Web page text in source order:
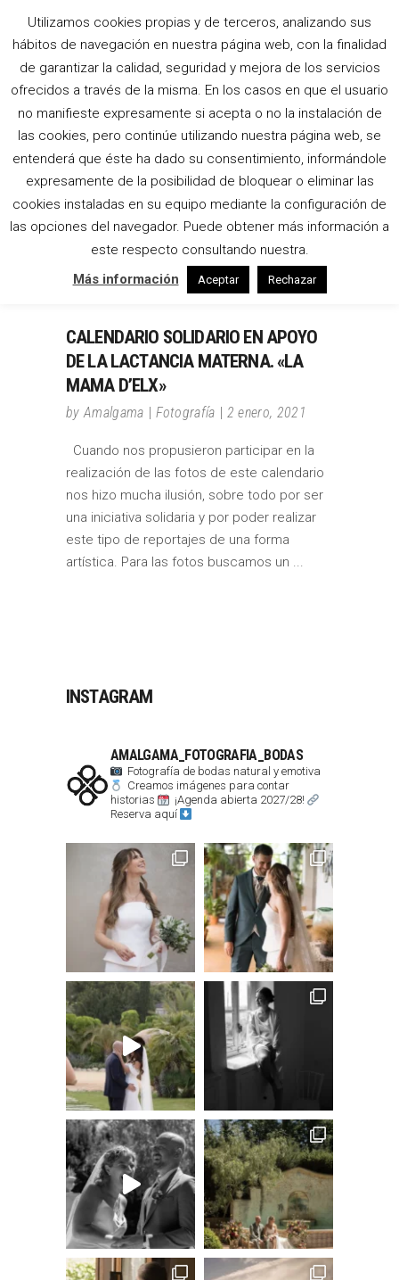
REPORTAJE DE
FOTOS LACTANCIA
TAG
CALENDARIO SOLIDARIO EN APOYO
DE LA LACTANCIA MATERNA. «LA
MAMA D’ELX»
byAmalgama Fotografía 2 enero, 2021
Cuando nos propusieron participar en la
realización de las fotos de este calendario
nos hizo mucha ilusión, sobre todo por ser
una iniciativa solidaria y por poder realizar
este tipo de reportajes de una forma
artística. Para las fotos buscamos un
INSTAGRAM
AMALGAMA_FOTOGRAFIA_BODAS
Fotografía de bodas natural y emotiva
Creamos imágenes para contar
historias
¡Agenda abierta 2027/28!
Reserva aquí
Utilizamos cookies propias y de terceros, analizando sus
hábitos de navegación en nuestra página web, con la finalidad
de garantizar la calidad, seguridad y mejora de los servicios
ofrecidos a través de la misma. En los casos en que el usuario
no manifieste expresamente si acepta o no la instalación de
las cookies, pero continúe utilizando nuestra página web, se
entenderá que éste ha dado su consentimiento, informándole
expresamente de la posibilidad de bloquear o eliminar las
cookies instaladas en su equipo mediante la configuración de
las opciones del navegador. Puede obtener más información a
este respecto consultando nuestra.
Más información
Aceptar Rechazar